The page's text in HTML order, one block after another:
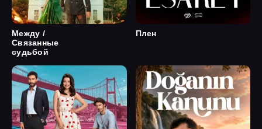
Между /
Связанные
судьбой
Плен